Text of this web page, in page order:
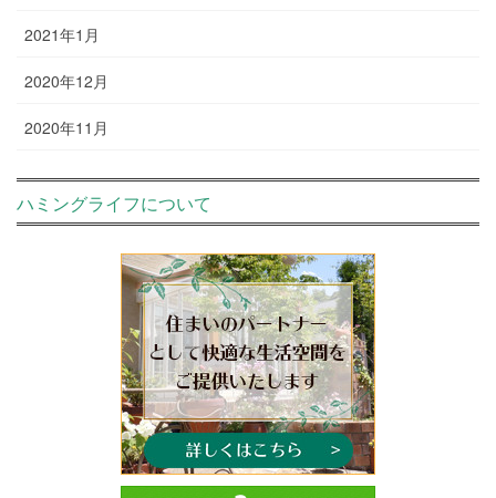
2021年1月
2020年12月
2020年11月
ハミングライフについて